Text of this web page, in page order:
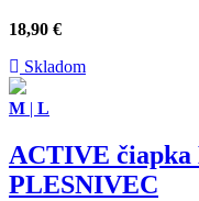
18,90 €
Skladom
M | L
ACTIVE
PLESNIVEC